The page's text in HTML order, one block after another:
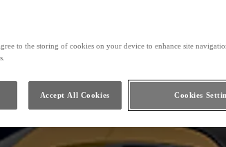
Cenníky príslušenstva
to the storing of cookies on your device to enhance site
Cookies
Accept All Cookies